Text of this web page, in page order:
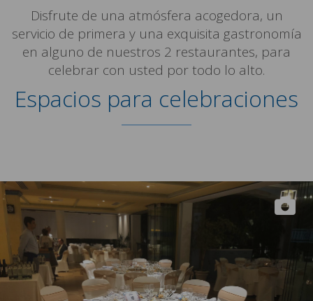
Disfrute de una atmósfera acogedora, un
servicio de primera y una exquisita gastronomía
en alguno de nuestros 2 restaurantes, para
celebrar con usted por todo lo alto.
Espacios para celebraciones